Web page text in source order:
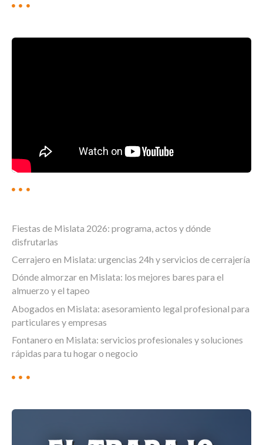
Fiestas de Mislata 2026: programa, actos y dónde
disfrutarlas
Cerrajero en Mislata: urgencias 24h y servicios de cerrajería
Dónde almorzar en Mislata: los mejores bares para el
almuerzo y el tapeo
Abogados en Mislata: asesoramiento legal profesional para
particulares y empresas
Fontanero en Mislata: servicios profesionales y soluciones
rápidas para tu hogar o negocio